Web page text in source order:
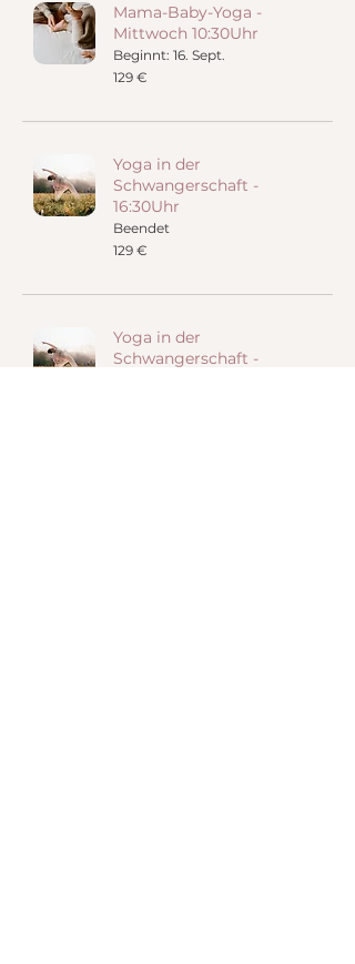
Mama-Baby-Yoga -
Mittwoch 10:30Uhr
Beginnt: 16. Sept.
129
Euro
129 €
Yoga in der
Schwangerschaft -
16:30Uhr
Beendet
129
Euro
129 €
Yoga in der
Schwangerschaft -